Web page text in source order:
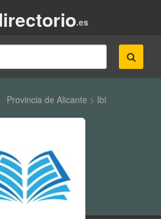
.es
Provincia de Alicante > Ibi